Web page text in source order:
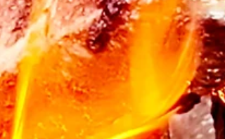
則以爽脆口感與光滑表面見長，最適於薯仔
律或湯品。了解這些特性，不僅能助你選擇
適的薯仔，更能讓每道菜的風味與口感臻於
美。 立即觀看以下影片！往下滑動更有